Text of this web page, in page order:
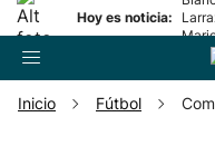
Hoy es noticia:
II, a
Inicio Fútbol